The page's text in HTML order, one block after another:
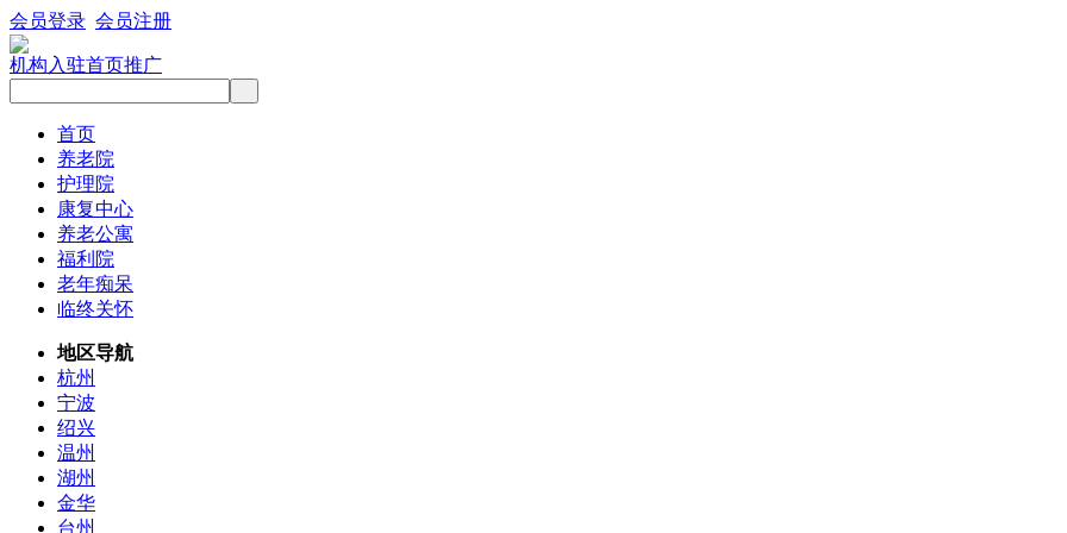
会员登录 会员注册
机构入驻首页推广
首页
养老院
护理院
康复中心
养老公寓
福利院
老年痴呆
临终关怀
地区导航
杭州
宁波
绍兴
温州
湖州
金华
台州